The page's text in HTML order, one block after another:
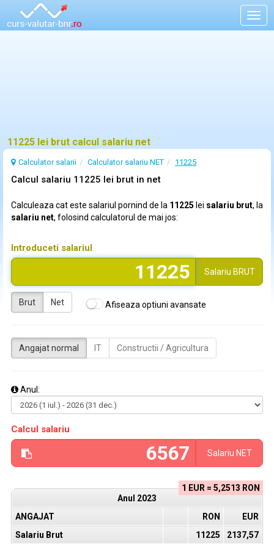
11225 lei brut calcul salariu net
Calculator salarii Calculator salariu NET 11225
Calcul salariu 11225 lei brut in net
Calculeaza cat este salariul pornind de la 11225 lei salariu brut, la
salariu net, folosind calculatorul de mai jos:
Introduceti salariul
Salariu BRUT
Brut Net Afiseaza optiuni avansate
Angajat normal IT Constructii / Agricultura
Anul:
Calcul salariu
Salariu NET
1 EUR = 5,2513 RON
Anul 2023
ANGAJAT
RON
EUR
Salariu Brut
11225
2137,57